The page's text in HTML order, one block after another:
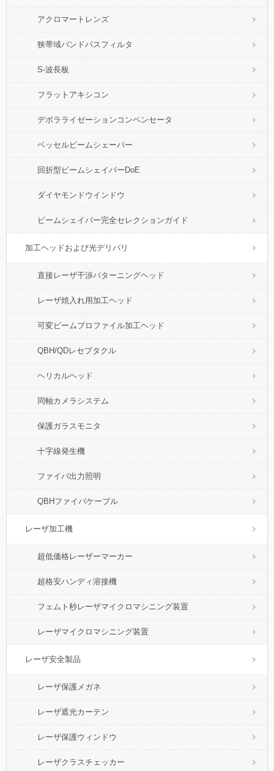
アクロマートレンズ
狭帯域バンドパスフィルタ
S-波長板
フラットアキシコン
デポラライゼーションコンペンセータ
ベッセルビームシェーパー
回折型ビームシェイパーDoE
ダイヤモンドウインドウ
ビームシェイパー完全セレクションガイド
加工ヘッドおよび光デリバリ
直接レーザ干渉パターニングヘッド
レーザ焼入れ用加工ヘッド
可変ビームプロファイル加工ヘッド
QBH/QDレセプタクル
ヘリカルヘッド
同軸カメラシステム
保護ガラスモニタ
十字線発生機
ファイバ出力照明
QBHファイバケーブル
レーザ加工機
超低価格レーザーマーカー
超格安ハンディ溶接機
フェムト秒レーザマイクロマシニング装置
レーザマイクロマシニング装置
レーザ安全製品
レーザ保護メガネ
レーザ遮光カーテン
レーザ保護ウィンドウ
レーザクラスチェッカー